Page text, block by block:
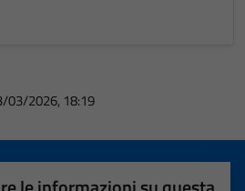
03/2026, 18:19